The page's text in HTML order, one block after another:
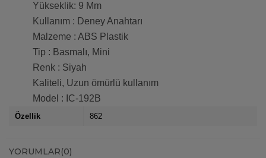
Yükseklik: 9 Mm
Kullanım : Deney Anahtarı
Malzeme : ABS Plastik
Tip : Basmalı, Mini
Renk : Siyah
Kaliteli, Uzun ömürlü kullanım
Model : IC-192B
Özellik 862
YORUMLAR(0)